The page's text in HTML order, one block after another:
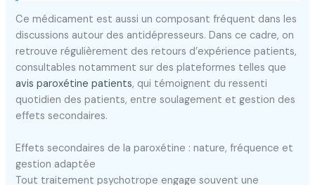
Ce médicament est aussi un composant fréquent dans les
discussions autour des antidépresseurs. Dans ce cadre, on
retrouve régulièrement des retours d’expérience patients,
consultables notamment sur des plateformes telles que
avis paroxétine patients, qui témoignent du ressenti
quotidien des patients, entre soulagement et gestion des
effets secondaires.
Effets secondaires de la paroxétine : nature, fréquence et
gestion adaptée
Tout traitement psychotrope engage souvent une